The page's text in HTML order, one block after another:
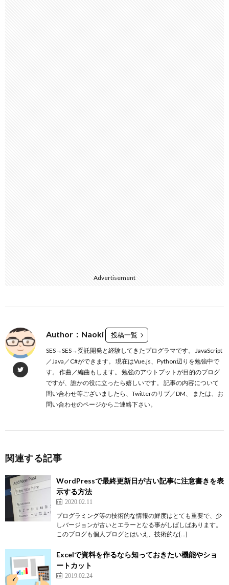
Advertisement
Author：Naoki 投稿一覧
SES→SES→受託開発と経験してきたプログラマです。 JavaScript
／Java／C#ができます。 現在はVue.js、Python辺りを勉強中で
す。 作曲／編曲もします。 勉強のアウトプットが目的のブログ
ですが、誰かの役に立ったら嬉しいです。 記事の内容について
問い合わせ等ございましたら、Twitterのリプ／DM、 または、お
問い合わせのページからご連絡下さい。
関連する記事
WordPressで最終更新日が古い記事に注意書きを表
示する方法
2020.02.11
プログラミング等の技術的な情報の鮮度はとても重要で、少
しバージョンが古いとエラーとなる事がしばしばあります。
このブログも個人ブログとはいえ、技術的な[…]
Excelで資料を作るなら知っておきたい機能やショ
ートカット
2019.02.24